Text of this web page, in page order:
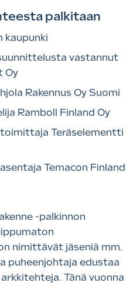
palkitaan
kaupunki
vastannut
Oy
Rakennus Oy Suomi
Ramboll Finland Oy
Teräselementti
Temacon Finland
-palkinnon
nimittävät jäseniä mm.
puheenjohtaja edustaa
Tänä vuonna